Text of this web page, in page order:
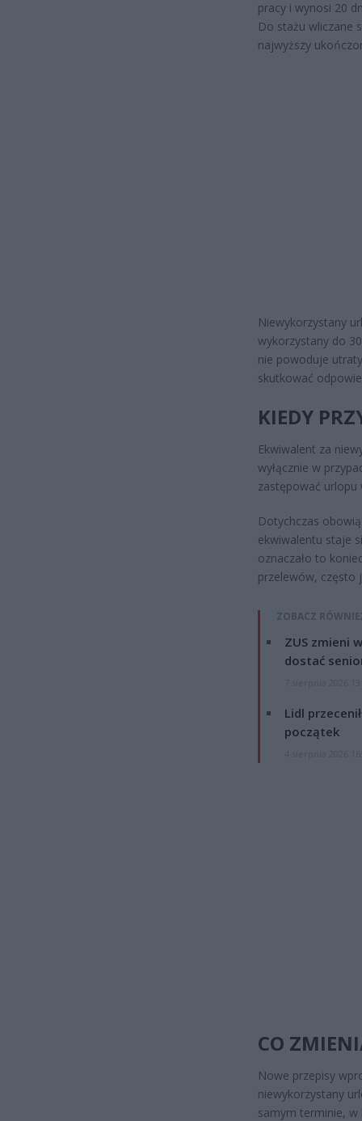
pracy i wynosi 20
Do stażu wliczane
najwyższy
Niewykorzystany
wykorzystany do
nie powoduje
skutkować
KIEDY
Ekwiwalent za
wyłącznie w
zastępować urlopu
Dotychczas
ekwiwalentu staje
oznaczało to
przelewów, często
ZOBACZ
ZUS zmieni
dostać
Lidl
początek
CO
Nowe przepisy
niewykorzystany
samym terminie, w